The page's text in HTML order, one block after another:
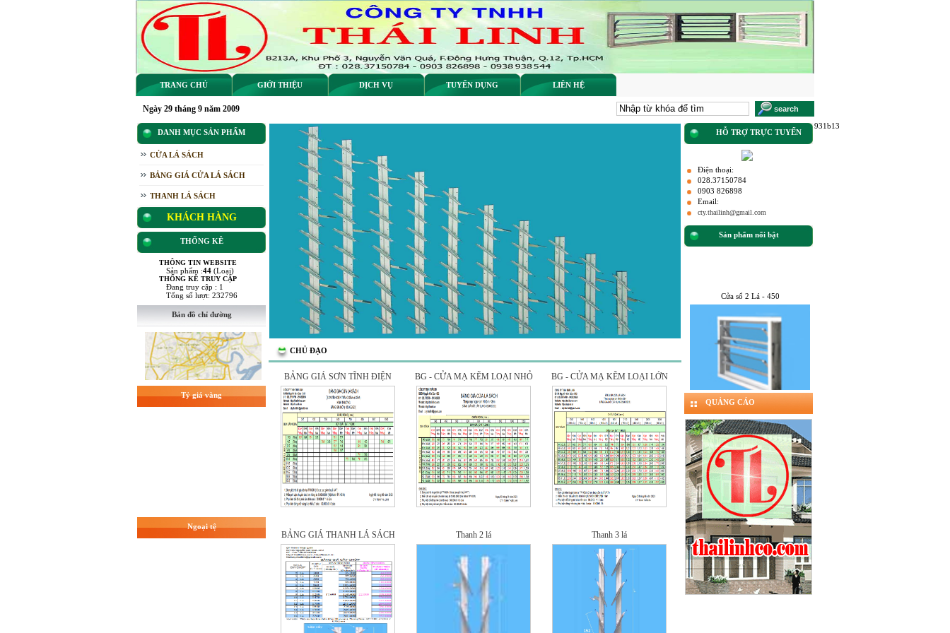
TRANG CHỦ GIỚI THIỆU DỊCH VỤ TUYỂN DỤNG LIÊN HỆ
Ngày 29 tháng 9 năm 2009
DANH MỤC SẢN PHẨM
CỬA LÁ SÁCH
BẢNG GIÁ CỬA LÁ SÁCH
THANH LÁ SÁCH
KHÁCH HÀNG
THỐNG KÊ
THÔNG TIN WEBSITE
Sản phẩm :44 (Loại)
THỐNG KÊ TRUY CẬP
Đang truy cập : 1
Tổng số lượt: 232796
Bản đồ chỉ đường
Tỷ giá vàng
Ngoại tệ
CHỦ ĐẠO
BẢNG GIÁ SƠN TĨNH ĐIỆN BG - CỬA MẠ KẼM LOẠI NHỎ BG - CỬA MẠ KẼM LOẠI LỚN
BẢNG GIÁ THANH LÁ SÁCH Thanh 2 lá Thanh 3 lá
HỖ TRỢ TRỰC TUYẾN
Điện thoại:
028.37150784
0903 826898
Email:
cty.thailinh@gmail.com
Sản phẩm nổi bật
Cửa sổ 2 Lá - 450
Cửa sổ 5 Lá - 600
QUẢNG CÁO
931b13